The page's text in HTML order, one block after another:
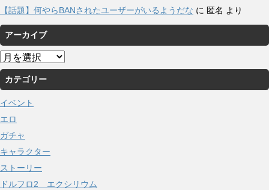
【話題】何やらBANされたユーザーがいるようだな に 匿名 より
アーカイブ
ア
ー
カ
イ
ブ
カテゴリー
イベント
エロ
ガチャ
キャラクター
ストーリー
ドルフロ2 エクシリウム